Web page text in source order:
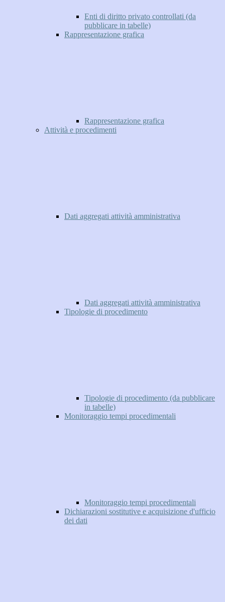
Enti di diritto privato controllati (da
pubblicare in tabelle)
Rappresentazione grafica
Rappresentazione grafica
Attività e procedimenti
Dati aggregati attività amministrativa
Dati aggregati attività amministrativa
Tipologie di procedimento
Tipologie di procedimento (da pubblicare
in tabelle)
Monitoraggio tempi procedimentali
Monitoraggio tempi procedimentali
Dichiarazioni sostitutive e acquisizione d'ufficio
dei dati